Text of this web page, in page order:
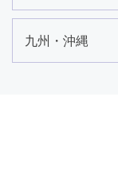
九州・沖縄